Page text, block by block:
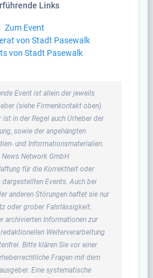
Links
Zum Event
von Stadt Pasewalk
von Stadt Pasewalk
Event ist allein der jeweils
(siehe Firmenkontakt oben)
in der Regel auch Urheber der
sowie der angehängten
und Informationsmaterialien.
News Network GmbH
für die Korrektheit oder
Events. Auch bei
anderen Störungen haftet sie nur
oder grober Fahrlässigkeit.
archivierten Informationen zur
Weiterverarbeitung
Bitte klären Sie vor einer
Fragen mit dem
Eine systematische